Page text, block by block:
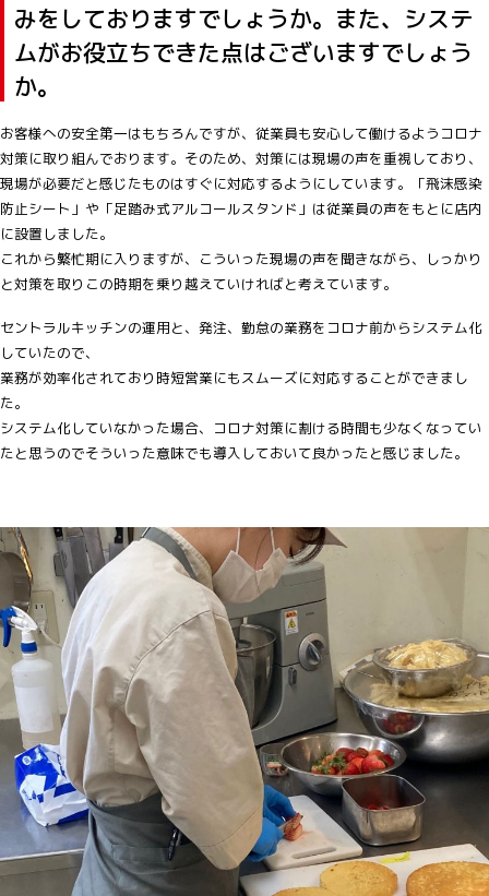
みをしておりますでしょうか。また、システ
ムがお役立ちできた点はございますでしょう
か。
お客様への安全第一はもちろんですが、従業員も安心して働けるようコロナ
対策に取り組んでおります。そのため、対策には現場の声を重視しており、
現場が必要だと感じたものはすぐに対応するようにしています。「飛沫感染
防止シート」や「足踏み式アルコールスタンド」は従業員の声をもとに店内
に設置しました。
これから繁忙期に入りますが、こういった現場の声を聞きながら、しっかり
と対策を取りこの時期を乗り越えていければと考えています。
セントラルキッチンの運用と、発注、勤怠の業務をコロナ前からシステム化
していたので、
業務が効率化されており時短営業にもスムーズに対応することができまし
た。
システム化していなかった場合、コロナ対策に割ける時間も少なくなってい
たと思うのでそういった意味でも導入しておいて良かったと感じました。